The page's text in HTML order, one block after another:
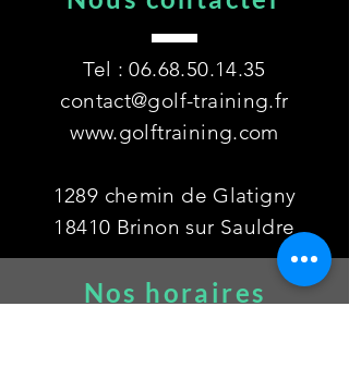
Tel :06.68.50.14.35
contact@golf-training.fr
www.golftraining.com
1289 chemin de Glatigny
18410 Brinon sur Sauldre
Nos horaires